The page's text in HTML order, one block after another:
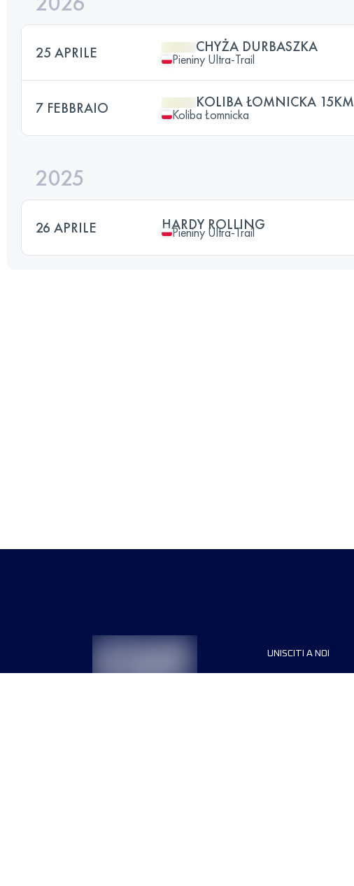
25 APRILE CHYŻA DURBASZKA
Pieniny Ultra-Trail
7 FEBBRAIO KOLIBA ŁOMNICKA 15KM
Koliba Łomnicka
2025
26 APRILE HARDY ROLLING
Pieniny Ultra-Trail
UNISCITI A NOI